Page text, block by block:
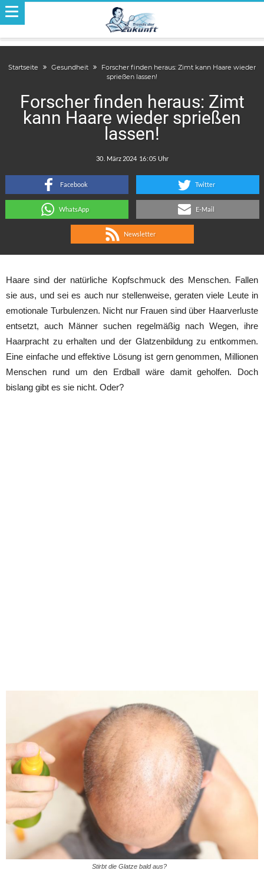
Startseite Gesundheit
Forscher finden heraus: Zimt kann Haare wieder
sprießen lassen!
Forscher finden heraus: Zimt
kann Haare wieder sprießen
lassen!
:
Facebook Twitter
WhatsApp E-Mail
Newsletter
Haare sind der natürliche Kopfschmuck des Menschen. Fallen
sie aus, und sei es auch nur stellenweise, geraten viele Leute in
emotionale Turbulenzen. Nicht nur Frauen sind über Haarverluste
entsetzt, auch Männer suchen regelmäßig nach Wegen, ihre
Haarpracht zu erhalten und der Glatzenbildung zu entkommen.
Eine einfache und effektive Lösung ist gern genommen, Millionen
Menschen rund um den Erdball wäre damit geholfen. Doch
bislang gibt es sie nicht. Oder?
Stirbt die Glatze bald aus?